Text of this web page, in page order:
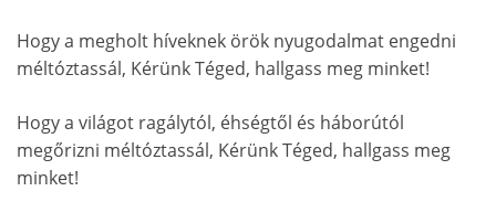
Hogy a megholt híveknek örök nyugodalmat engedni
méltóztassál, Kérünk Téged, hallgass meg minket!
Hogy a világot ragálytól, éhségtől és háborútól
megőrizni méltóztassál, Kérünk Téged, hallgass meg
minket!